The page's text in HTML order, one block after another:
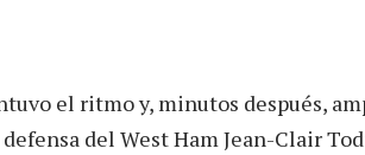
el ritmo y, minutos después,
del West Ham Jean-Clair